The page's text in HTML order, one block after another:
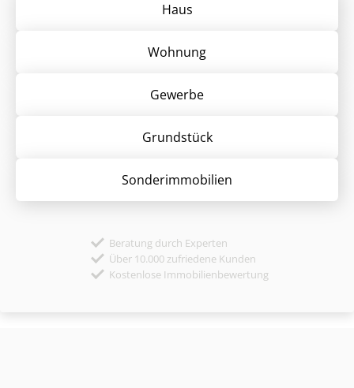
Haus
Wohnung
Gewerbe
Grund­stück
Sonder­immobilien
Beratung durch Experten
Über 10.000 zufriedene Kunden
Kostenlose Immobilienbewertung